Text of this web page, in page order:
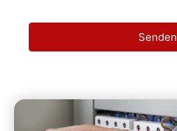
Senden